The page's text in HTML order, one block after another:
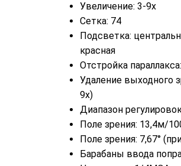
Увеличение: 3-9х
Сетка: 74
Подсветка:
красная
Отстройка
Удаление выходного
9x)
Диапазон
Поле зрения: 13,4м/
Поле зрения: 7,67°
Барабаны ввода